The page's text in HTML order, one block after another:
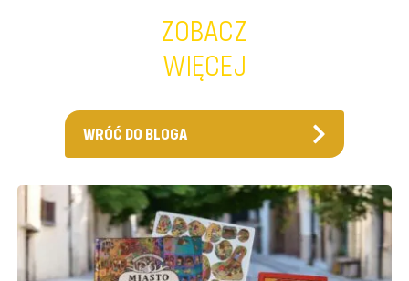
ZOBACZ
WIĘCEJ
WRÓĆ DO BLOGA